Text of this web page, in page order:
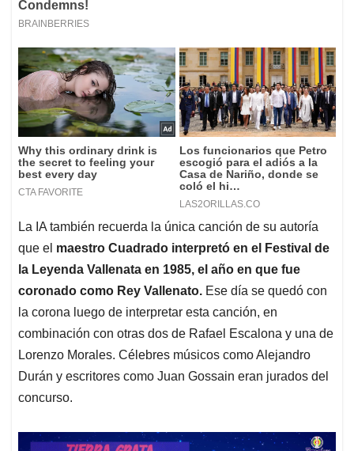
La IA también recuerda la única canción de su autoría
que el maestro Cuadrado interpretó en el Festival de
la Leyenda Vallenata en 1985, el año en que fue
coronado como Rey Vallenato. Ese día se quedó con
la corona luego de interpretar esta canción, en
combinación con otras dos de Rafael Escalona y una de
Lorenzo Morales. Célebres músicos como Alejandro
Durán y escritores como Juan Gossain eran jurados del
concurso.